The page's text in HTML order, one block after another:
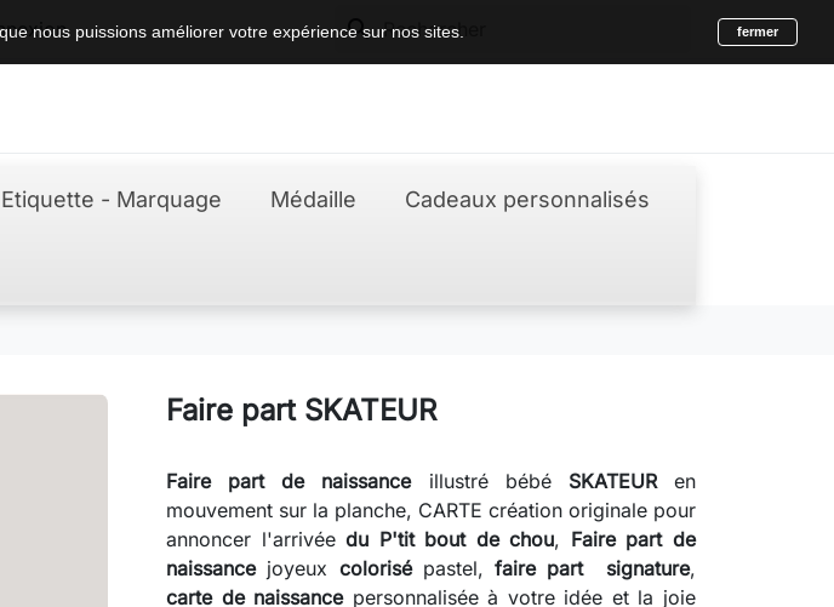
search
Etiquette - Marquage Médaille Cadeaux personnalisés
Faire part SKATEUR
Faire part de naissanceillustré bébé SKATEURen
mouvement sur la planche, CARTE création originale pour
annoncer l'arrivéedu P'tit bout de chou, Faire part de
naissance joyeux colorisé pastel,faire part signature,
carte de naissancepersonnalisée à votre idée et la joie
nous puissions améliorer votre expérience sur nos sites. fermer